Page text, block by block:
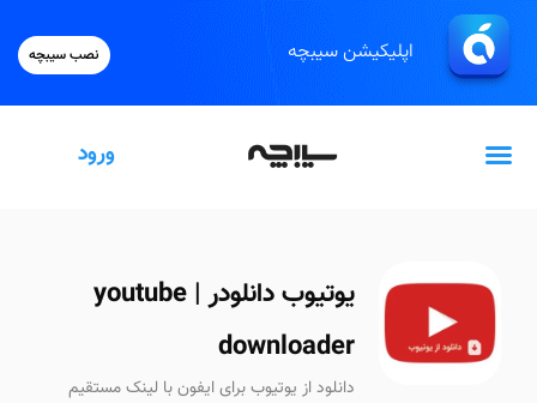
نصب سیبچه اپلیکیشن سیبچه
ورود
یوتیوب دانلودر | youtube
downloader
دانلود از یوتیوب برای ایفون با لینک مستقیم